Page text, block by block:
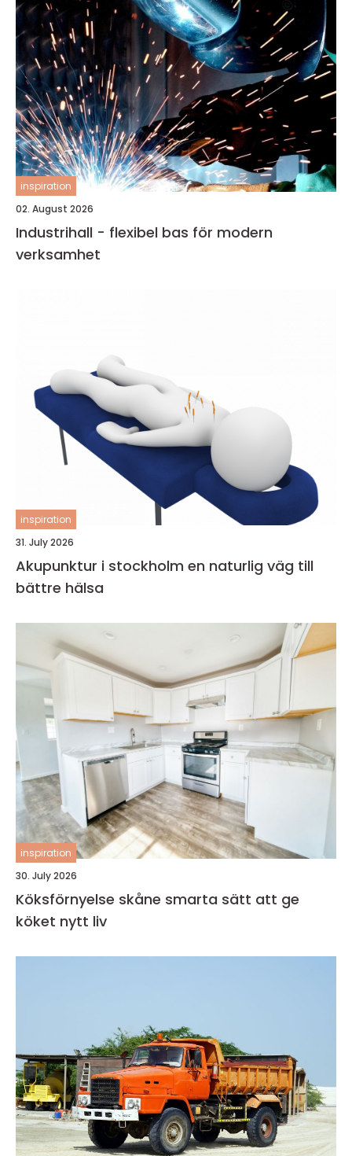
inspiration
02. August 2026
Industrihall - flexibel bas för modern
verksamhet
inspiration
31. July 2026
Akupunktur i stockholm en naturlig väg till
bättre hälsa
inspiration
30. July 2026
Köksförnyelse skåne smarta sätt att ge
köket nytt liv